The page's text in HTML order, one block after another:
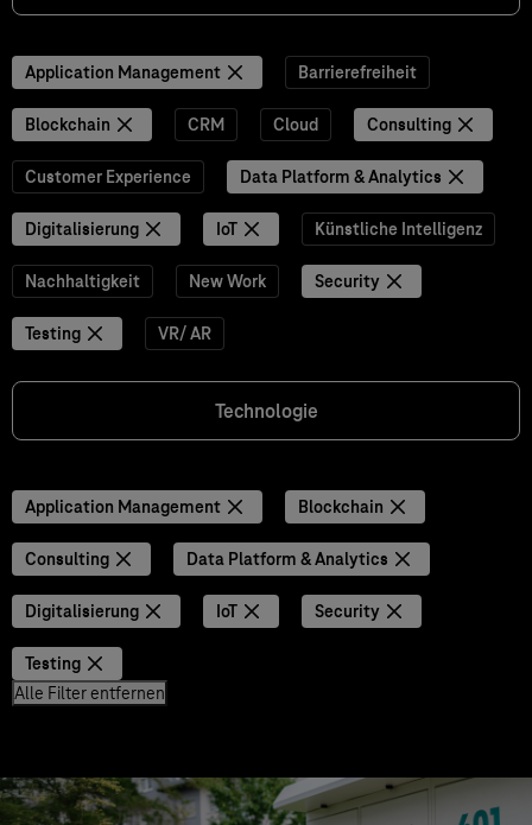
Application Management Barrierefreiheit
Blockchain CRM Cloud Consulting
Customer Experience Data Platform & Analytics
Digitalisierung IoT Künstliche Intelligenz
Nachhaltigkeit New Work Security
Testing VR/ AR
Technologie
Application Management Blockchain
Consulting Data Platform & Analytics
Digitalisierung IoT Security
Testing
Alle Filter entfernen